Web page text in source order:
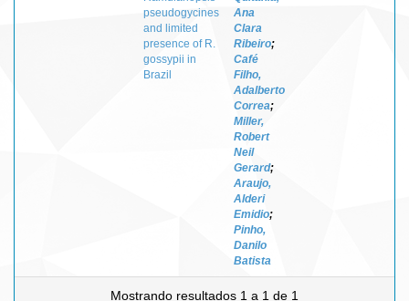
pseudogycines
and limited
presence of R.
gossypii in
Brazil
Ana
Clara
Ribeiro;
Café
Filho,
Adalberto
Correa;
Miller,
Robert
Neil
Gerard;
Araujo,
Alderi
Emidio;
Pinho,
Danilo
Batista
Mostrando resultados 1 a 1 de 1